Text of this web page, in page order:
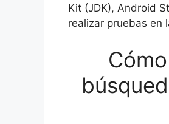
Kit (JDK), Android
realizar pruebas en